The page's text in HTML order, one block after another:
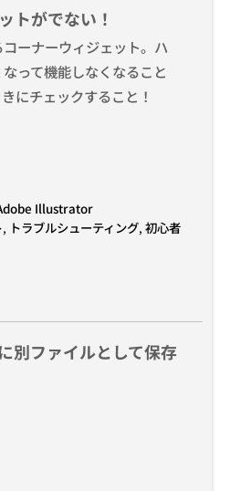
トがでない！
ーナーウィジェット。ハ
って機能しなくなること
にチェックすること！
Illustrator
, トラブルシューティング, 初心者
別ファイルとして保存